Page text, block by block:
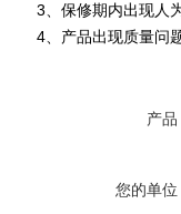
3、保修期内出现人
4、产品出现质量问
产品
您的单位